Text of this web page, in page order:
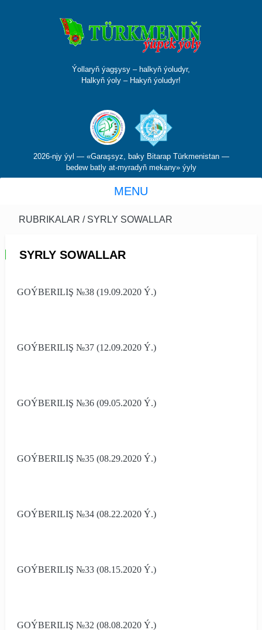
Ýollaryň ýagşysy – halkyň ýoludyr,
Halkyň ýoly – Hakyň ýoludyr!
2026-njy ýyl — «Garaşsyz, baky Bitarap Türkmenistan —
bedew batly at-myradyň mekany» ýyly
MENU
RUBRIKALAR / SYRLY SOWALLAR
SYRLY SOWALLAR
GOÝBERILIŞ №38 (19.09.2020 Ý.)
GOÝBERILIŞ №37 (12.09.2020 Ý.)
GOÝBERILIŞ №36 (09.05.2020 Ý.)
GOÝBERILIŞ №35 (08.29.2020 Ý.)
GOÝBERILIŞ №34 (08.22.2020 Ý.)
GOÝBERILIŞ №33 (08.15.2020 Ý.)
GOÝBERILIŞ №32 (08.08.2020 Ý.)